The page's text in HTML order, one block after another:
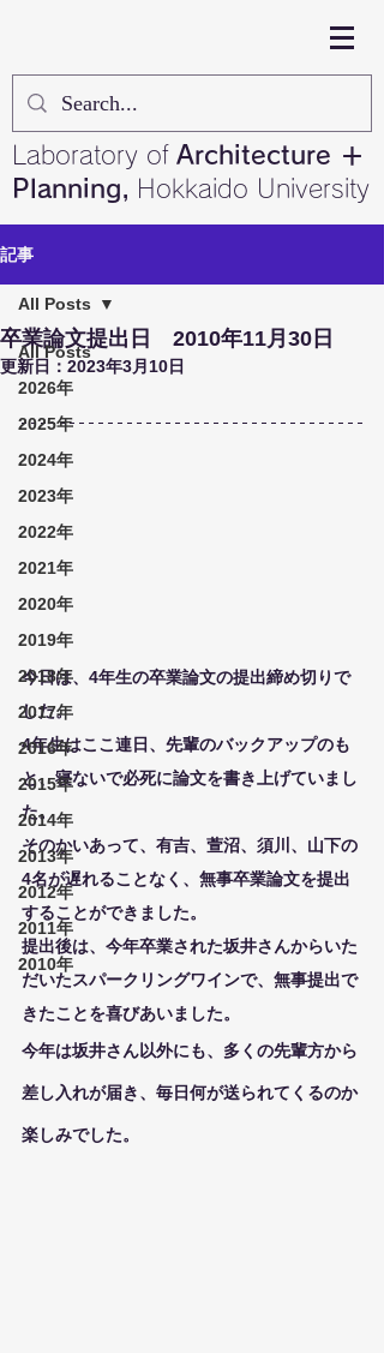
Laboratory of Architecture ＋
Planning, Hokkaido University
記事
All Posts
2026年
2025年
2024年
2023年
2022年
2021年
2020年
2019年
2018年
2017年
2016年
2015年
2014年
2013年
2012年
2011年
2010年
All Posts
卒業論文提出日 2010年11月30日
更新日： 2023年3月10日
今日は、4年生の卒業論文の提出締め切りで
した。
4年生はここ連日、先輩のバックアップのも
と、寝ないで必死に論文を書き上げていまし
た。
そのかいあって、有吉、萱沼、須川、山下の
4名が遅れることなく、無事卒業論文を提出
することができました。
提出後は、今年卒業された坂井さんからいた
だいたスパークリングワインで、無事提出で
きたことを喜びあいました。
今年は坂井さん以外にも、多くの先輩方から
差し入れが届き、毎日何が送られてくるのか
楽しみでした。